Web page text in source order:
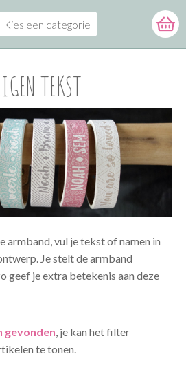
Kies een categorie
TEKST
armband, vul je tekst of namen in
Je stelt de armband
geef je extra betekenis aan deze
gevonden, je kan het filter
te tonen.